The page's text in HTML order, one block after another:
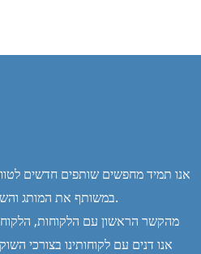
במשותף את המותג והשוק עם המוצרים האיכותיים שלנו.
מהקשר הראשון עם הלקוחות,